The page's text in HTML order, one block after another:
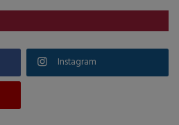
Instagram